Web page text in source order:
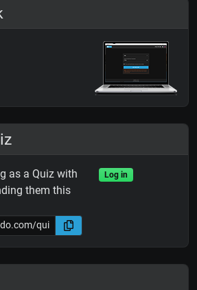
as a Quiz with
them this
Log in